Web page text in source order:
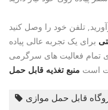
تلفن خود را وصل کنید
برای یک تجربه عالی پیاده
تمام فعالیت های سرگرمی
است منبع تغذیه قابل حمل
قابل حمل موازی